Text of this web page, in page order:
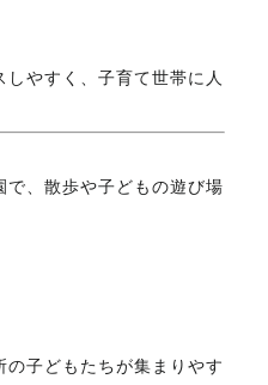
やすく、子育て世帯に人
、散歩や子どもの遊び場
子どもたちが集まりやす